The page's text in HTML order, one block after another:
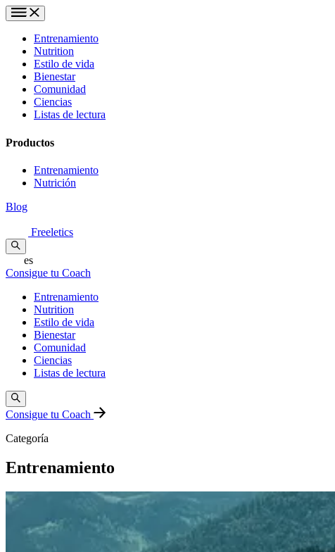
Entrenamiento
Nutrition
Estilo de vida
Bienestar
Comunidad
Ciencias
Listas de lectura
Productos
Entrenamiento
Nutrición
Blog
Freeletics
es
Consigue tu Coach
Entrenamiento
Nutrition
Estilo de vida
Bienestar
Comunidad
Ciencias
Listas de lectura
Consigue tu Coach
Categoría
Entrenamiento